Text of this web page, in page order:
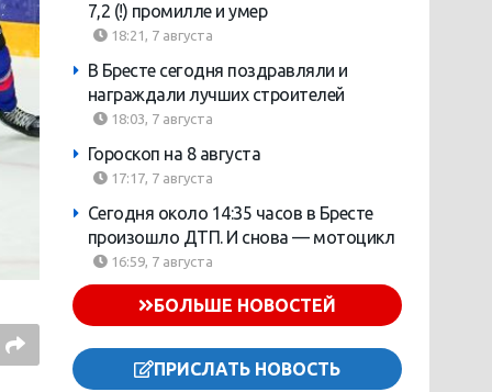
7,2 (!) промилле и умер
18:21, 7 августа
В Бресте сегодня поздравляли и
награждали лучших строителей
18:03, 7 августа
Гороскоп на 8 августа
17:17, 7 августа
Сегодня около 14:35 часов в Бресте
произошло ДТП. И снова — мотоцикл
16:59, 7 августа
БОЛЬШЕ НОВОСТЕЙ
ПРИСЛАТЬ НОВОСТЬ